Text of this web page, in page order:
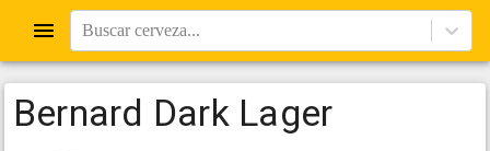
Buscar cerveza...
Bernard Dark Lager